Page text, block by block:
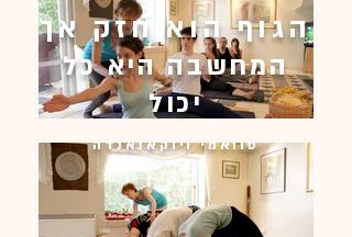
הגוף הוא חזק אך
המחשבה היא כל
יכול
סוואמי ויוקאנאנדה